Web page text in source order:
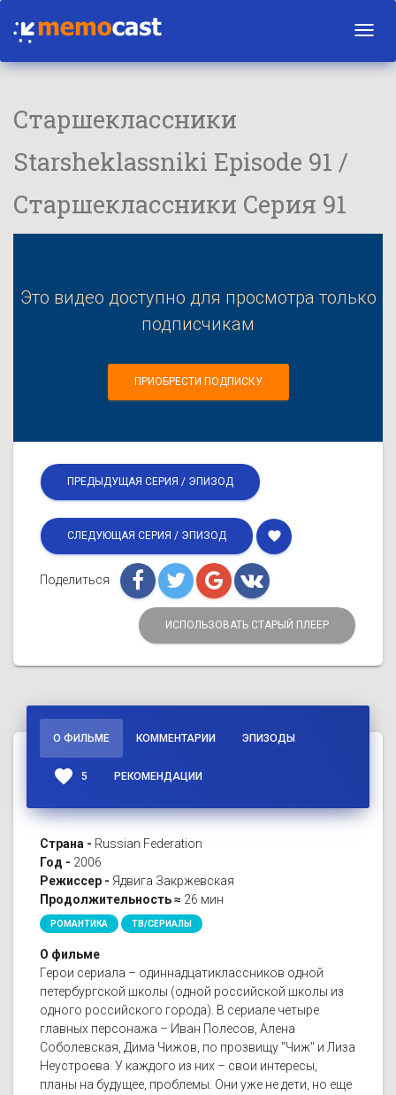
Старшеклассники
Starsheklassniki Episode 91 /
Старшеклассники Серия 91
Это видео доступно для просмотра только
подписчикам
ПРИОБРЕСТИ ПОДПИСКУ
ПРЕДЫДУЩАЯ СЕРИЯ / ЭПИЗОД
СЛЕДУЮЩАЯ СЕРИЯ / ЭПИЗОД favorite
Поделиться
ИСПОЛЬЗОВАТЬ СТАРЫЙ ПЛЕЕР
О ФИЛЬМЕ КОММЕНТАРИИ ЭПИЗОДЫ
favorite 5 РЕКОМЕНДАЦИИ
Страна - Russian Federation
Год - 2006
Режиссер - Ядвига Закржевская
Продолжительность ≈ 26 мин
РОМАНТИКА ТВ/СЕРИАЛЫ
О фильме
Герои сериала – одиннадцатиклассников одной
петербургской школы (одной российской школы из
одного российского города). В сериале четыре
главных персонажа – Иван Полесов, Алена
Соболевская, Дима Чижов, по прозвищу "Чиж" и Лиза
Неустроева. У каждого из них – свои интересы,
планы на будущее, проблемы. Они уже не дети, но еще